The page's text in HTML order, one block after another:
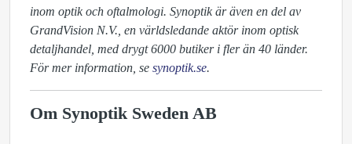
inom optik och oftalmologi. Synoptik är även en del av
GrandVision N.V., en världsledande aktör inom optisk
detaljhandel, med drygt 6000 butiker i fler än 40 länder.
För mer information, se synoptik.se.
Om Synoptik Sweden AB